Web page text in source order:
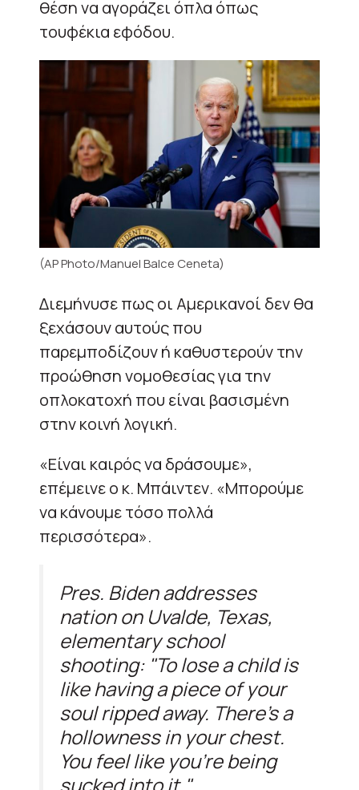
θέση να αγοράζει όπλα όπως
τουφέκια εφόδου.
(AP Photo/Manuel Balce Ceneta)
Διεμήνυσε πως οι Αμερικανοί δεν θα
ξεχάσουν αυτούς που
παρεμποδίζουν ή καθυστερούν την
προώθηση νομοθεσίας για την
οπλοκατοχή που είναι βασισμένη
στην κοινή λογική.
«Είναι καιρός να δράσουμε»,
επέμεινε ο κ. Μπάιντεν. «Μπορούμε
να κάνουμε τόσο πολλά
περισσότερα».
Pres. Biden addresses
nation on Uvalde, Texas,
elementary school
shooting: "To lose a child is
like having a piece of your
soul ripped away. There's a
hollowness in your chest.
You feel like you're being
sucked into it."